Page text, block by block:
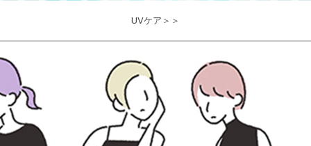
UVケア＞＞